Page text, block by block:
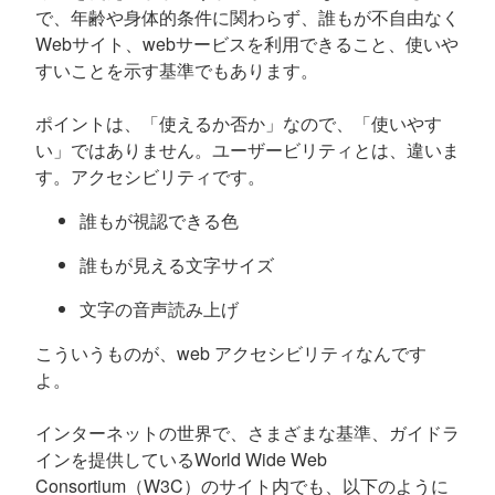
で、年齢や身体的条件に関わらず、誰もが不自由なく
Webサイト、webサービスを利用できること、使いや
すいことを示す基準でもあります。
ポイントは、「使えるか否か」なので、「使いやす
い」ではありません。ユーザービリティとは、違いま
す。アクセシビリティです。
誰もが視認できる色
誰もが見える文字サイズ
文字の音声読み上げ
こういうものが、web アクセシビリティなんです
よ。
インターネットの世界で、さまざまな基準、ガイドラ
インを提供しているWorld Wide Web
Consortium（W3C）のサイト内でも、以下のように